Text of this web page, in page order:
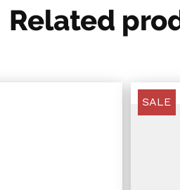
Related
SALE